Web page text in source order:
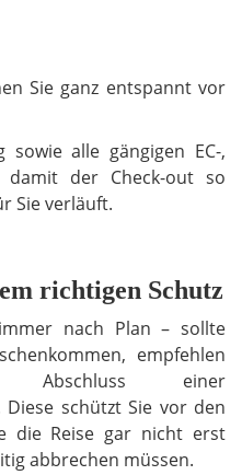
Sie ganz entspannt vor
sowie alle gängigen EC-,
damit der Check-out so
Sie verläuft.
richtigen Schutz
nach Plan – sollte
empfehlen
einer
schützt Sie vor den
die Reise gar nicht erst
abbrechen müssen.